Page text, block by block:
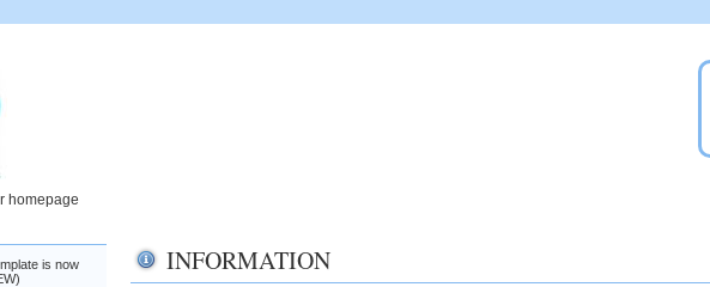
homepage
INFORMATION
is now